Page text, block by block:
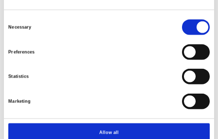
Selection
Necessary
Preferences
Statistics
Marketing
Allow all